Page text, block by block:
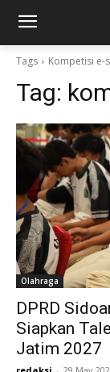
Tags Kompetisi e-
Tag:
Olahraga
DPRD
Siapkan
Jatim 2027